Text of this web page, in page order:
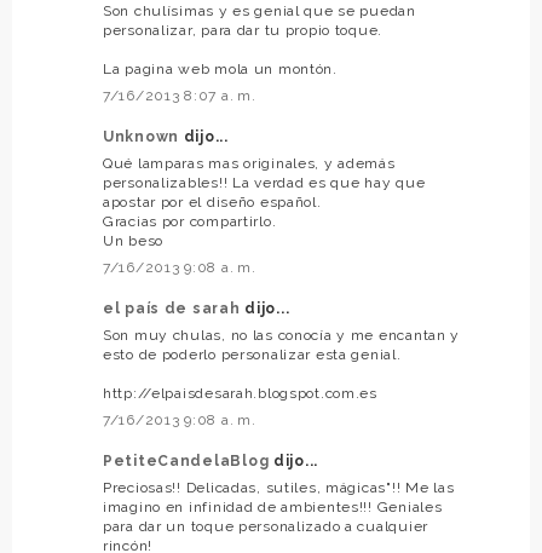
Son chulísimas y es genial que se puedan
personalizar, para dar tu propio toque.
La pagina web mola un montón.
7/16/2013 8:07 a. m.
Unknown dijo...
Qué lamparas mas originales, y además
personalizables!! La verdad es que hay que
apostar por el diseño español.
Gracias por compartirlo.
Un beso
7/16/2013 9:08 a. m.
el país de sarah dijo...
Son muy chulas, no las conocía y me encantan y
esto de poderlo personalizar esta genial.
http://elpaisdesarah.blogspot.com.es
7/16/2013 9:08 a. m.
PetiteCandelaBlog dijo...
Preciosas!! Delicadas, sutiles, mágicas"!! Me las
imagino en infinidad de ambientes!!! Geniales
para dar un toque personalizado a cualquier
rincón!